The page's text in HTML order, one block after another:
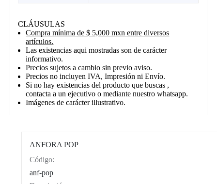
CLÁUSULAS
Compra mínima de $ 5,000 mxn entre diversos
artículos.
Las existencias aqui mostradas son de carácter
informativo.
Precios sujetos a cambio sin previo aviso.
Precios no incluyen IVA, Impresión ni Envío.
Si no hay existencias del producto que buscas ,
contacta a un ejecutivo o mediante nuestro whatsapp.
Imágenes de carácter illustrativo.
ANFORA POP
Código:
anf-pop